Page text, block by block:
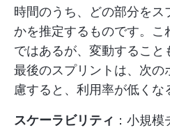
時間のうち、どの部分をス
かを推定するものです。こ
ではあるが、変動すること
最後のスプリントは、次の
慮すると、利用率が低くな
スケーラビリティ ：小規